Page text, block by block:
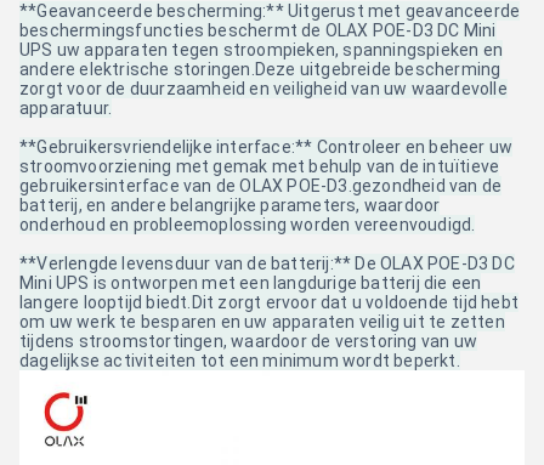
**Geavanceerde bescherming:** Uitgerust met geavanceerde
beschermingsfuncties beschermt de OLAX POE-D3 DC Mini
UPS uw apparaten tegen stroompieken, spanningspieken en
andere elektrische storingen.Deze uitgebreide bescherming
zorgt voor de duurzaamheid en veiligheid van uw waardevolle
apparatuur.
**Gebruikersvriendelijke interface:** Controleer en beheer uw
stroomvoorziening met gemak met behulp van de intuïtieve
gebruikersinterface van de OLAX POE-D3.gezondheid van de
batterij, en andere belangrijke parameters, waardoor
onderhoud en probleemoplossing worden vereenvoudigd.
**Verlengde levensduur van de batterij:** De OLAX POE-D3 DC
Mini UPS is ontworpen met een langdurige batterij die een
langere looptijd biedt.Dit zorgt ervoor dat u voldoende tijd hebt
om uw werk te besparen en uw apparaten veilig uit te zetten
tijdens stroomstortingen, waardoor de verstoring van uw
dagelijkse activiteiten tot een minimum wordt beperkt.